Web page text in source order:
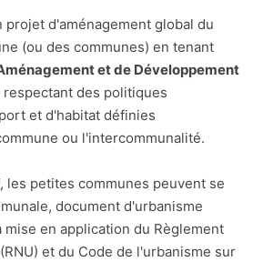
projet d'aménagement global du
(ou des communes) en tenant
et de Développement
respectant des politiques
et d'habitat définies
ou l'intercommunalité.
les petites communes peuvent se
document d'urbanisme
en application du Règlement
et du Code de l'urbanisme sur